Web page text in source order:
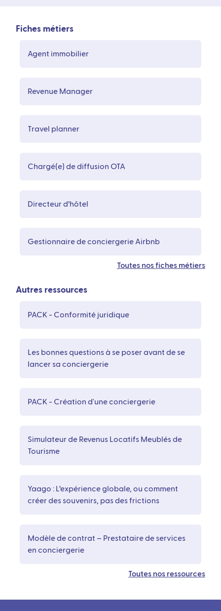
Fiches métiers
Agent immobilier
Revenue Manager
Travel planner
Chargé(e) de diffusion OTA
Directeur d’hôtel
Gestionnaire de conciergerie Airbnb
Toutes nos fiches métiers
Autres ressources
PACK - Conformité juridique
Les bonnes questions à se poser avant de se
lancer sa conciergerie
PACK - Création d'une conciergerie
Simulateur de Revenus Locatifs Meublés de
Tourisme
Yaago : L’expérience globale, ou comment
créer des souvenirs, pas des frictions
Modèle de contrat – Prestataire de services
en conciergerie
Toutes nos ressources